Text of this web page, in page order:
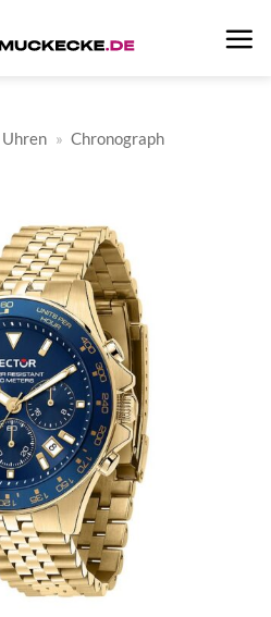
Uhren » Chronograph